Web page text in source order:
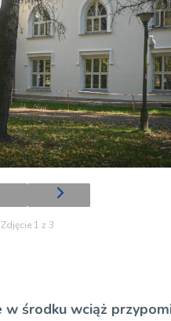
Zdjęcie 1 z 3
środku wciąż